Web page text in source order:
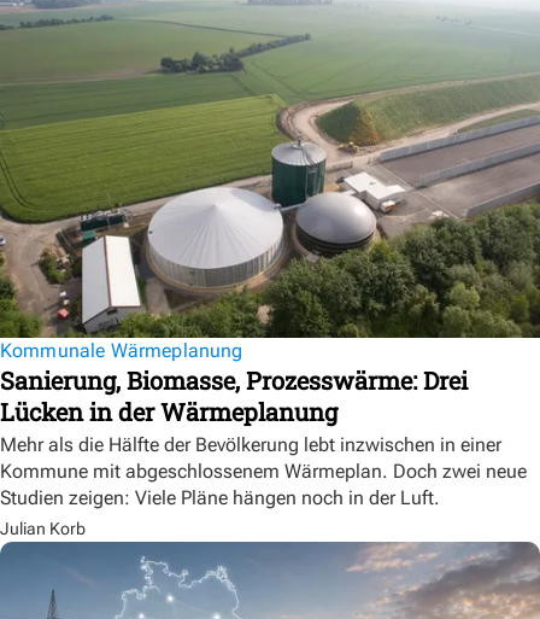
Kommunale Wärmeplanung
Sanierung, Biomasse, Prozesswärme: Drei
Lücken in der Wärmeplanung
Mehr als die Hälfte der Bevölkerung lebt inzwischen in einer
Kommune mit abgeschlossenem Wärmeplan. Doch zwei neue
Studien zeigen: Viele Pläne hängen noch in der Luft.
Julian Korb